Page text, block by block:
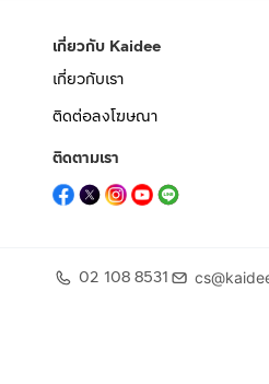
เกี่ยวกับ Kaidee
เกี่ยวกับเรา
ติดต่อลงโฆษณา
ติดตามเรา
02 108 8531